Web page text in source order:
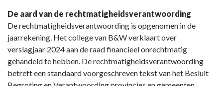
De aard van de rechtmatigheidsverantwoording
De rechtmatigheidsverantwoording is opgenomen in de
jaarrekening. Het college van B&W verklaart over
verslagjaar 2024 aan de raad financieel onrechtmatig
gehandeld te hebben. De rechtmatigheidsverantwoording
betreft een standaard voorgeschreven tekst van het Besluit